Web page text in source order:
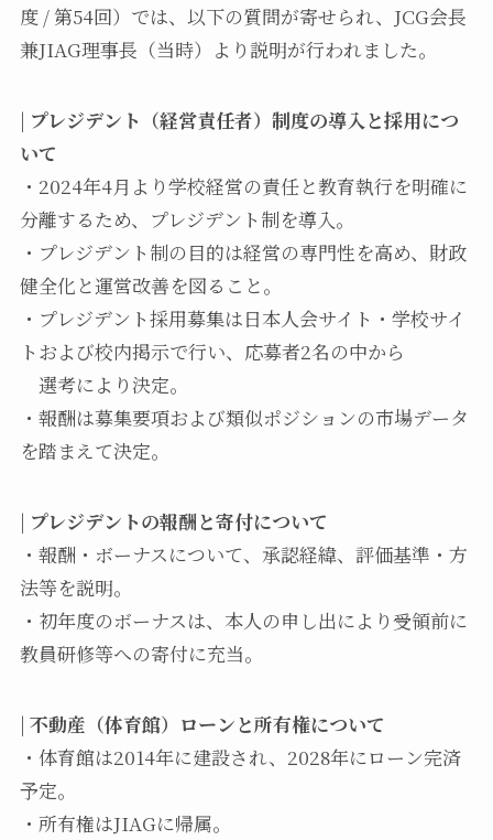
度 / 第54回）では、以下の質問が寄せられ、JCG会長
兼JIAG理事長（当時）より説明が行われました。
| プレジデント（経営責任者）制度の導入と採用につ
いて
・2024年4月より学校経営の責任と教育執行を明確に
分離するため、プレジデント制を導入。
・プレジデント制の目的は経営の専門性を高め、財政
健全化と運営改善を図ること。
・プレジデント採用募集は日本人会サイト・学校サイ
トおよび校内掲示で行い、応募者2名の中から
選考により決定。
・報酬は募集要項および類似ポジションの市場データ
を踏まえて決定。
| プレジデントの報酬と寄付について
・報酬・ボーナスについて、承認経緯、評価基準・方
法等を説明。
・初年度のボーナスは、本人の申し出により受領前に
教員研修等への寄付に充当。
| 不動産（体育館）ローンと所有権について
・体育館は2014年に建設され、2028年にローン完済
予定。
・所有権はJIAGに帰属。